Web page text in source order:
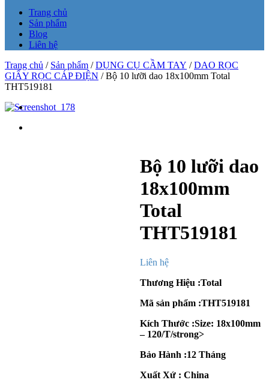
Trang chủ
Sản phẩm
Blog
Liên hệ
Trang chủ / Sản phẩm /DỤNG CỤ CẦM TAY /DAO RỌC
GIẤY RỌC CÁP ĐIỆN / Bộ 10 lưỡi dao 18x100mm Total
THT519181
Bộ 10 lưỡi dao
18x100mm
Total
THT519181
Liên hệ
Thương Hiệu :Total
Mã sản phẩm :THT519181
Kích Thước :Size: 18x100mm
– 120/T/strong>
Bảo Hành :12 Tháng
Xuất Xứ : China